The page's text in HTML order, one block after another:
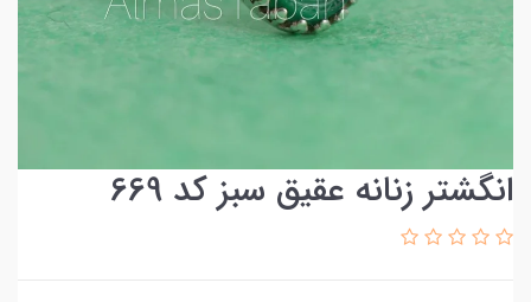
انگشتر زنانه عقیق سبز کد 669